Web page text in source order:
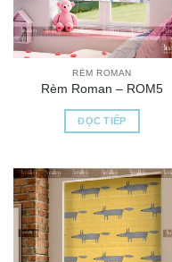
RÈM ROMAN
Rèm Roman – ROM5
ĐỌC TIẾP